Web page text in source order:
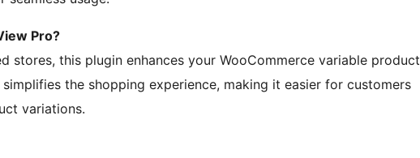
Pro?
stores, this plugin enhances your WooCommerce variable product
the shopping experience, making it easier for customers
variations.